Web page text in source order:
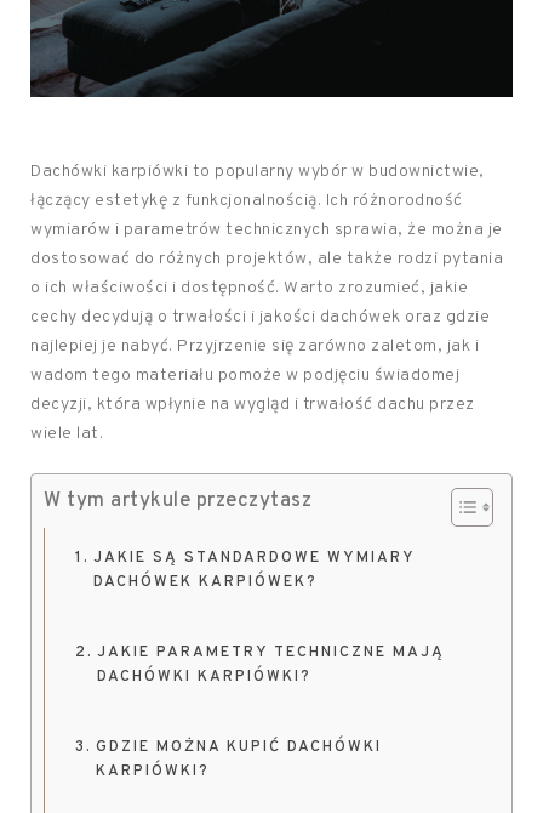
Dachówki karpiówki to popularny wybór w budownictwie,
łączący estetykę z funkcjonalnością. Ich różnorodność
wymiarów i parametrów technicznych sprawia, że można je
dostosować do różnych projektów, ale także rodzi pytania
o ich właściwości i dostępność. Warto zrozumieć, jakie
cechy decydują o trwałości i jakości dachówek oraz gdzie
najlepiej je nabyć. Przyjrzenie się zarówno zaletom, jak i
wadom tego materiału pomoże w podjęciu świadomej
decyzji, która wpłynie na wygląd i trwałość dachu przez
wiele lat.
W tym artykule przeczytasz
JAKIE SĄ STANDARDOWE WYMIARY
DACHÓWEK KARPIÓWEK?
JAKIE PARAMETRY TECHNICZNE MAJĄ
DACHÓWKI KARPIÓWKI?
GDZIE MOŻNA KUPIĆ DACHÓWKI
KARPIÓWKI?